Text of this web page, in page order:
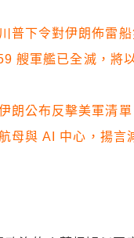
川普下令對伊朗佈雷
艘軍艦已全滅，將
朗公布反擊美軍清
母與 AI 中心，揚言